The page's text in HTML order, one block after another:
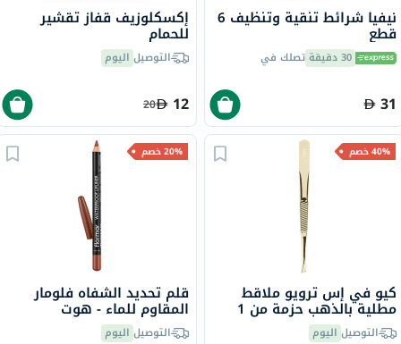
نيفيا شرائط تنقية وتنظيف 6
قطع
30 دقيقة تصلك في
31
إكسكلوزيف قفاز تقشير
للحمام
التوصيل اليوم
12
20
40% خصم
كيو في إس ترويو ملاقط
مطلية بالذهب حزمة من 1
التوصيل اليوم
20% خصم
قلم تحديد الشفاه فلومار
المقاوم للماء - هوت
كوكوا/243
التوصيل اليوم